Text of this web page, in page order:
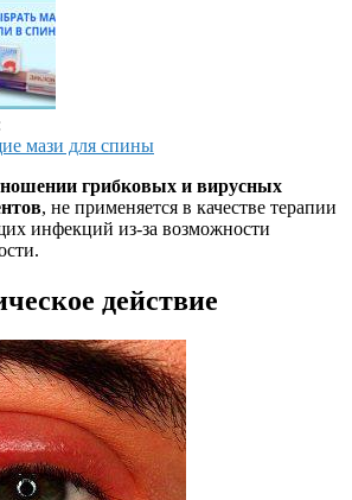
мази для спины
грибковых и вирусных
, не применяется в качестве терапии
инфекций из-за возможности
действие